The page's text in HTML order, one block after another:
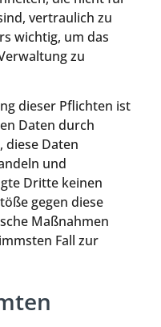
vertraulich zu
wichtig, um das
zu
dieser Pflichten ist
Daten durch
diese Daten
und
Dritte keinen
gegen diese
Maßnahmen
Fall zur